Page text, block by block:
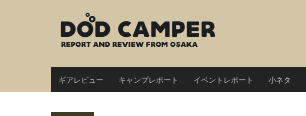
ギアレビュー キャンプレポート イベントレポート 小ネタ